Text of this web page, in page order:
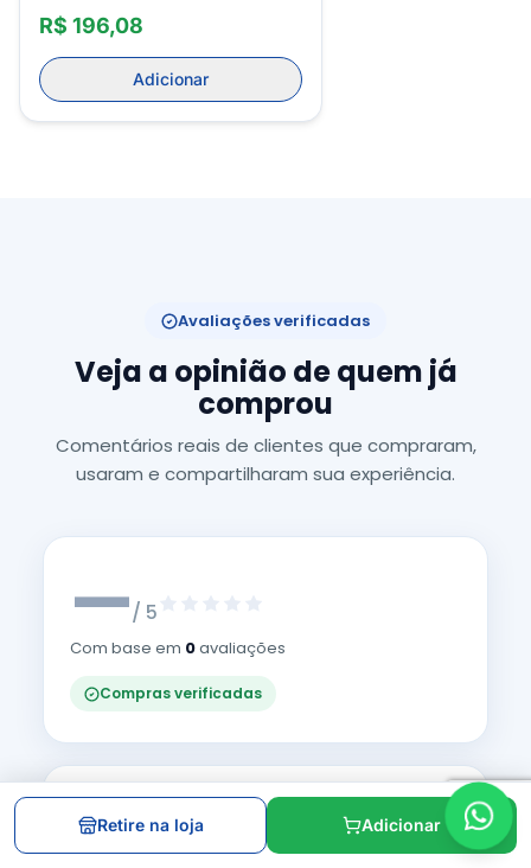
R$ 196,08
Adicionar
Avaliações verificadas
Veja a opinião de quem já
comprou
Comentários reais de clientes que compraram,
usaram e compartilharam sua experiência.
—/ 5
Com base em 0avaliações
Compras verificadas
4 estrelas 0
3 estrelas 0
Retire na loja Adicionar